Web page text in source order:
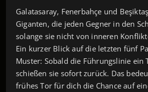
Galatasaray, Fenerbahçe und
Giganten, die jeden Gegner in den
solange sie nicht von inneren
Ein kurzer Blick auf die letzten fünf
Muster: Sobald die Führungslinie ein
schießen sie sofort zurück. Das
frühes Tor für dich die Chance auf